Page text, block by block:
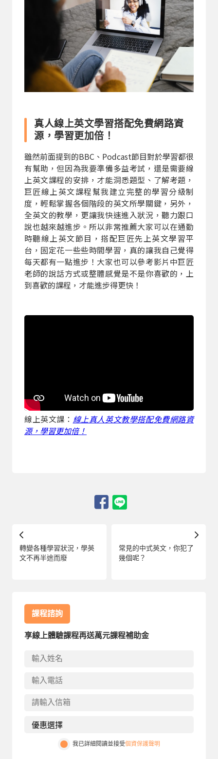
真人線上英文學習搭配免費網路資
源，學習更加倍！
雖然前面提到的BBC、Podcast節目對於學習都很
有幫助，但因為我要準備多益考試，還是需要線
上英文課程的安排，才能洞悉題型、了解考題，
巨匠線上英文課程幫我建立完整的學習分級制
度，輕鬆掌握各個階段的英文所學關鍵，另外，
全英文的教學，更讓我快速進入狀況，聽力跟口
說也越來越進步。所以非常推薦大家可以在通勤
時聽線上英文節目，搭配巨匠先上英文學習平
台，固定花一些些時間學習，真的讓我自己覺得
每天都有一點進步！大家也可以參考影片中巨匠
老師的說話方式或整體感覺是不是你喜歡的，上
到喜歡的課程，才能進步得更快！
線上英文課： 線上真人英文教學搭配免費網路資
源，學習更加倍！
轉變各種學習狀況，學英
文不再半途而廢
常見的中式英文，你犯了
幾個呢？
課程諮詢
享線上體驗課程再送萬元課程補助金
我已詳細閱讀並接受個資保護聲明